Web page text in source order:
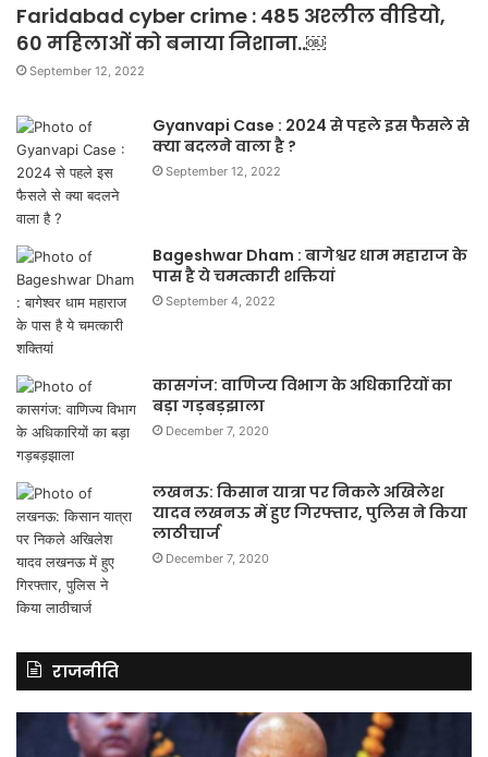
Faridabad cyber crime : 485 अश्लील वीडियो,
60 महिलाओं को बनाया निशाना..￼
September 12, 2022
Gyanvapi Case : 2024 से पहले इस फैसले से
क्या बदलने वाला है ?
September 12, 2022
Bageshwar Dham : बागेश्वर धाम महाराज के
पास है ये चमत्कारी शक्तियां
September 4, 2022
कासगंज: वाणिज्य विभाग के अधिकारियों का
बड़ा गड़बड़झाला
December 7, 2020
लखनऊ: किसान यात्रा पर निकले अखिलेश
यादव लखनऊ में हुए गिरफ्तार, पुलिस ने किया
लाठीचार्ज
December 7, 2020
राजनीति